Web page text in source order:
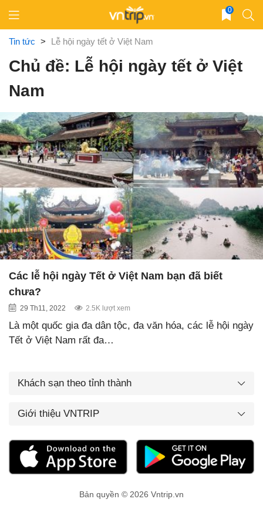
content
0
Tin tức > Lễ hội ngày tết ở Việt Nam
Chủ đề: Lễ hội ngày tết ở Việt
Nam
Các lễ hội ngày Tết ở Việt Nam bạn đã biết
chưa?
29 Th11, 2022 2.5K lượt xem
Là một quốc gia đa dân tộc, đa văn hóa, các lễ hội ngày
Tết ở Việt Nam rất đa…
Khách sạn theo tỉnh thành
Giới thiệu VNTRIP
Bản quyền © 2026 Vntrip.vn